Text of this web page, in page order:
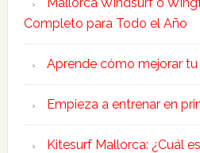
Completo para Todo el Año
Aprende cómo mejorar
Empieza a entrenar en
Kitesurf Mallorca: ¿Cuál